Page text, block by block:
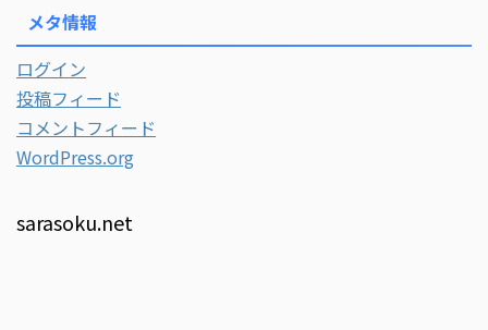
メタ情報
ログイン
投稿フィード
コメントフィード
WordPress.org
sarasoku.net